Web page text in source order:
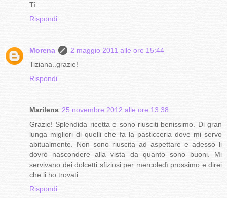
Tì
Rispondi
Morena
2 maggio 2011 alle ore 15:44
Tiziana..grazie!
Rispondi
Marilena 25 novembre 2012 alle ore 13:38
Grazie! Splendida ricetta e sono riusciti benissimo. Di gran
lunga migliori di quelli che fa la pasticceria dove mi servo
abitualmente. Non sono riuscita ad aspettare e adesso li
dovrò nascondere alla vista da quanto sono buoni. Mi
servivano dei dolcetti sfiziosi per mercoledì prossimo e direi
che li ho trovati.
Rispondi